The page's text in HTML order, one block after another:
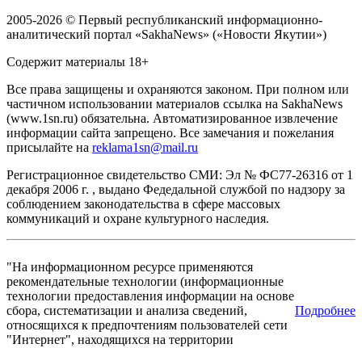
2005-2026 © Первый республиканский информационно-
аналитический портал «SakhaNews» («Новости Якутии»)
Содержит материалы 18+
Все права защищены и охраняются законом. При полном или
частичном использовании материалов ссылка на SakhaNews
(www.1sn.ru) обязательна. Автоматизированное извлечение
информации сайта запрещено. Все замечания и пожелания
присылайте на reklama1sn@mail.ru
Регистрационное свидетельство СМИ: Эл № ФС77-26316 от 1
декабря 2006 г. , выдано Федедальной службой по надзору за
соблюдением законодательства в сфере массовых
коммуникаций и охране культурного наследия.
"На информационном ресурсе применяются
рекомендательные технологии (информационные
технологии предоставления информации на основе
сбора, систематизации и анализа сведений,
относящихся к предпочтениям пользователей сети
"Интернет", находящихся на территории
Подробнее